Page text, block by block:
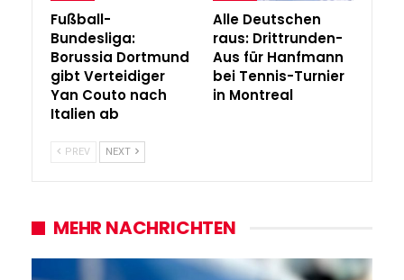
Fußball-
Bundesliga:
Borussia Dortmund
gibt Verteidiger
Yan Couto nach
Italien ab
Alle Deutschen
raus: Drittrunden-
Aus für Hanfmann
bei Tennis-Turnier
in Montreal
PREV NEXT
MEHR NACHRICHTEN